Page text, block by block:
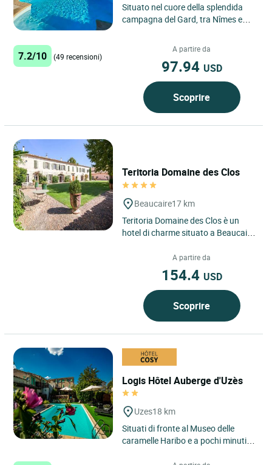
Situato nel cuore della splendida
campagna del Gard, tra Nîmes e
7.2/10 (49 recensioni)
A partire da
97.94 USD
Scoprire
Teritoria Domaine des Clos
Beaucaire17 km
Teritoria Domaine des Clos è un
hotel di charme situato a Beaucaire,
Occitania, nel punto...
A partire da
154.4 USD
Scoprire
Logis Hôtel Auberge d'Uzès
Uzes18 km
Situati di fronte al Museo delle
caramelle Haribo e a pochi minuti